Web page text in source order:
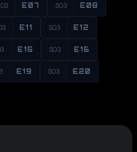
E07 S03 E08
E11 S03 E12
E15 S03 E16
E19 S03 E20